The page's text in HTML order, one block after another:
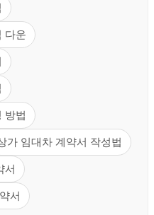
다운
방법
가 임대차 계약서 작성법
서
서